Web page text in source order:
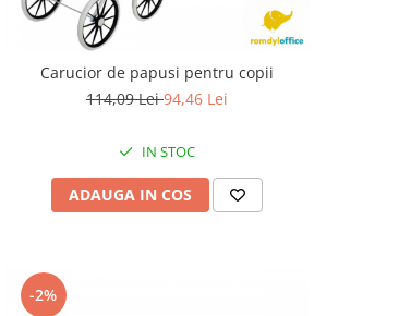
Carucior de papusi pentru copii
114,09 Lei94,46 Lei
IN STOC
ADAUGA IN COS
-2%